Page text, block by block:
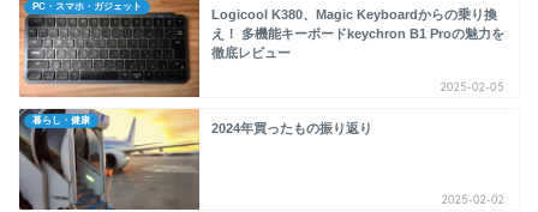
PC・スマホ・ガジェット
Logicool K380、Magic Keyboardからの乗り換
え！ 多機能キーボードkeychron B1 Proの魅力を
徹底レビュー
2025-02-05
暮らし・健康
2024年買ったもの振り返り
2025-02-02